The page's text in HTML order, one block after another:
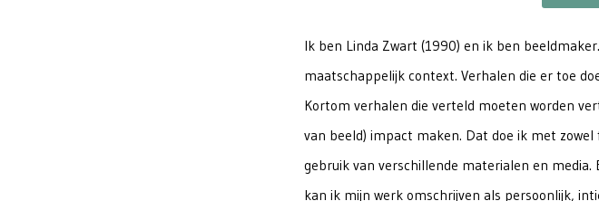
Ik ben Linda Zwart (1990) en ik ben
maatschappelijk context. Verhalen die er toe
Kortom verhalen die verteld moeten worden
van beeld) impact maken. Dat doe ik met
gebruik van verschillende materialen en
kan ik mijn werk omschrijven als persoonlijk,